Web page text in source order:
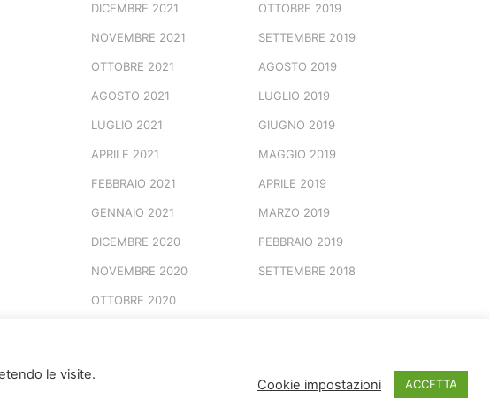
DICEMBRE 2021
NOVEMBRE 2021
OTTOBRE 2021
AGOSTO 2021
LUGLIO 2021
APRILE 2021
FEBBRAIO 2021
GENNAIO 2021
DICEMBRE 2020
NOVEMBRE 2020
OTTOBRE 2020
OTTOBRE 2019
SETTEMBRE 2019
AGOSTO 2019
LUGLIO 2019
GIUGNO 2019
MAGGIO 2019
APRILE 2019
MARZO 2019
FEBBRAIO 2019
SETTEMBRE 2018
© 2026 Marchio Registrato
le visite.
Cookie impostazioni ACCETTA